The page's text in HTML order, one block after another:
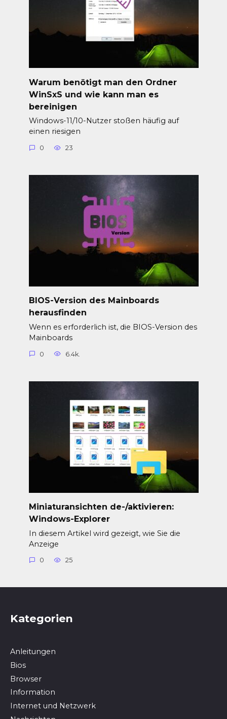
Warum benötigt man den Ordner
WinSxS und wie kann man es
bereinigen
Windows-11/10-Nutzer stoßen häufig auf
einen riesigen
0 23
BIOS-Version des Mainboards
herausfinden
Wenn es erforderlich ist, die BIOS-Version des
Mainboards
0 6.4k.
Miniaturansichten de-/aktivieren:
Windows-Explorer
In diesem Artikel wird gezeigt, wie Sie die
Anzeige
0 25
Kategorien
Anleitungen
Bios
Browser
In­for­ma­ti­on
Internet und Netzwerk